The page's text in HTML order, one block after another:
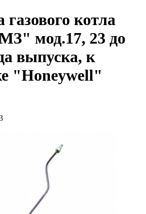
котла
мод.17, 23 до
выпуска, к
"Honeywell"